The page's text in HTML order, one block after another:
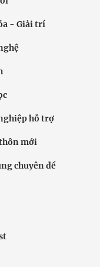
- Giải trí
hỗ trợ
mới
chuyên đề